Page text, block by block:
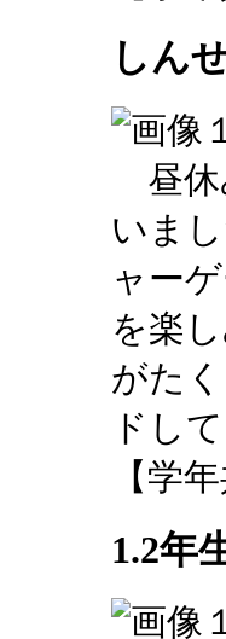
しん
昼休
いま
ャー
を楽
がた
ドし
【学
1.2年